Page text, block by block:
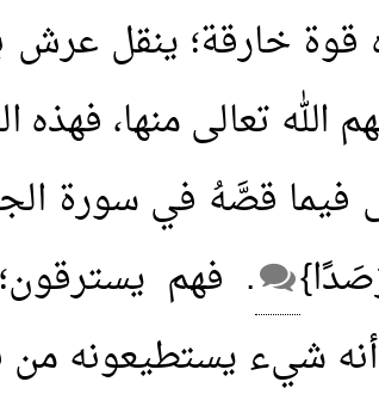
خارقة؛ ينقل عرش
الله تعالى منها،
فيما قصَّهُ في سورة
. فهم
شيء يستطيعونه من